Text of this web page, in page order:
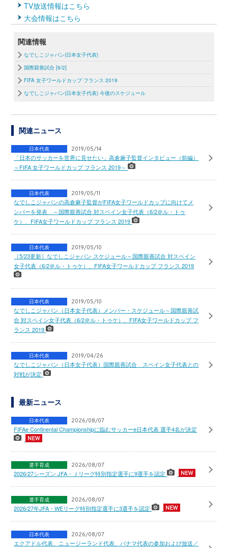
TV放送情報はこちら
大会情報はこちら
関連情報
なでしこジャパン(日本女子代表)
国際親善試合 [6/2]
FIFA 女子ワールドカップ フランス 2019
なでしこジャパン(日本女子代表) 今後のスケジュール
関連ニュース
日本代表 2019/05/14
「日本のサッカーを世界に見せたい」高倉麻子監督インタビュー（前編）
～FIFA 女子ワールドカップ フランス 2019～
日本代表 2019/05/11
なでしこジャパンの高倉麻子監督がFIFA女子ワールドカップに向けてメ
ンバーを発表 ～国際親善試合 対スペイン女子代表（6/2＠ル・トゥ
ケ）、FIFA女子ワールドカップ フランス 2019
日本代表 2019/05/10
［5/23更新］なでしこジャパン スケジュール～国際親善試合 対スペイン
女子代表（6/2＠ル・トゥケ）、FIFA女子ワールドカップ フランス 2019
日本代表 2019/05/10
なでしこジャパン（日本女子代表）メンバー・スケジュール～国際親善試
合 対スペイン女子代表（6/2＠ル・トゥケ）、FIFA女子ワールドカップ フ
ランス 2019
日本代表 2019/04/26
なでしこジャパン（日本女子代表）国際親善試合 スペイン女子代表との
対戦が決定
最新ニュース
日本代表 2026/08/07
FIFAe Continental Championshipに臨むサッカーe日本代表 選手4名が決定
選手育成 2026/08/07
2026/27シーズン JFA・Ｊリーグ特別指定選手に9選手を認定
選手育成 2026/08/07
2026/27年JFA・WEリーグ特別指定選手に3選手を認定
日本代表 2026/08/07
エクアドル代表、ニュージーランド代表、パナマ代表の参加および放送／